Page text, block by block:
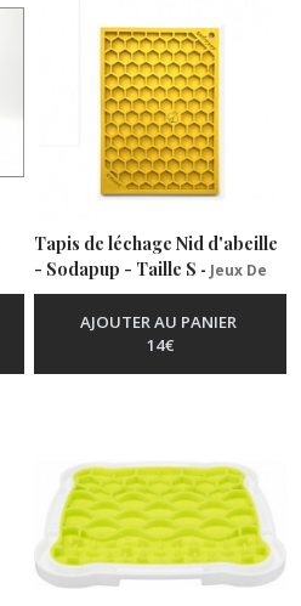
Tapis de léchage Nid d'abeille
- Sodapup - Taille S - Jeux De
Léchage
AJOUTER AU PANIER
14€